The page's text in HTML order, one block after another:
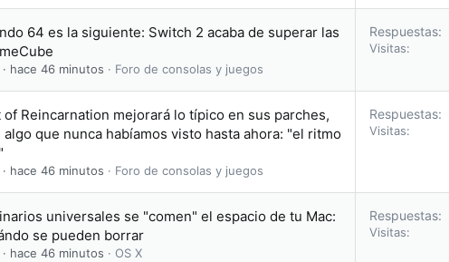
64 es la siguiente: Switch 2 acaba de superar las
hace 46 minutos Foro de consolas y juegos
Respuestas
Visitas
of Reincarnation mejorará lo típico en sus parches,
que nunca habíamos visto hasta ahora: "el ritmo
hace 46 minutos Foro de consolas y juegos
Respuestas
Visitas
universales se "comen" el espacio de tu Mac:
se pueden borrar
hace 46 minutos OS X
Respuestas
Visitas